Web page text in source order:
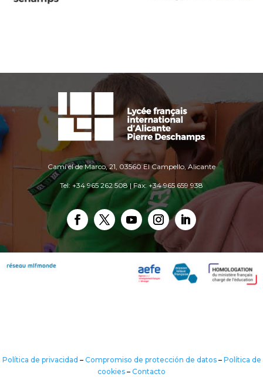
Camí el de Marco, 21, 03560 El Campello, Alicante
Tel: +34 965 262 508 | Fax: +34 965 659 938
Política de privacidad – Compromiso de protección de datos– Política de
cookies – Contacto